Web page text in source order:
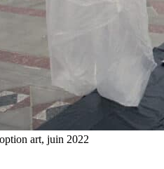
art, juin 2022